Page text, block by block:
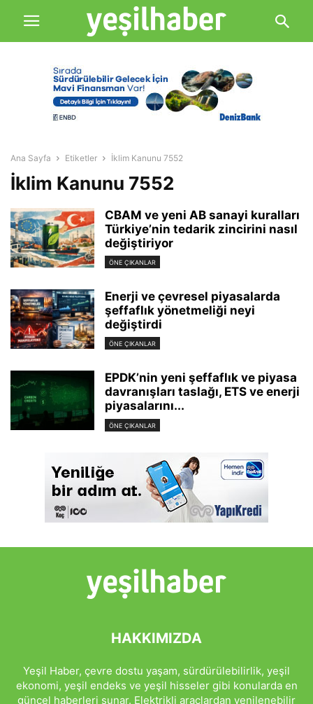
Ana Sayfa Etiketler İklim Kanunu 7552
İklim Kanunu 7552
CBAM ve yeni AB sanayi kuralları
Türkiye’nin tedarik zincirini nasıl
değiştiriyor
ÖNE ÇIKANLAR
Enerji ve çevresel piyasalarda
şeffaflık yönetmeliği neyi
değiştirdi
ÖNE ÇIKANLAR
EPDK’nin yeni şeffaflık ve piyasa
davranışları taslağı, ETS ve enerji
piyasalarını...
ÖNE ÇIKANLAR
HAKKIMIZDA
Yeşil Haber, çevre dostu yaşam, sürdürülebilirlik, yeşil
ekonomi, yeşil endeks ve yeşil hisseler gibi konularda en
güncel haberleri sunar. Elektrikli araçlardan yenilenebilir